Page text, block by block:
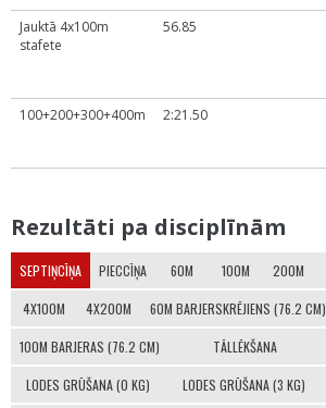
Jauktā 4x100m
stafete
56.85
100+200+300+400m 2:21.50
Rezultāti pa disciplīnām
SEPTIŅCĪŅA PIECCĪŅA 60M 100M 200M
4X100M 4X200M 60M BARJERSKRĒJIENS (76.2 CM)
100M BARJERAS (76.2 CM) TĀLLĒKŠANA
LODES GRŪŠANA (0 KG) LODES GRŪŠANA (3 KG)